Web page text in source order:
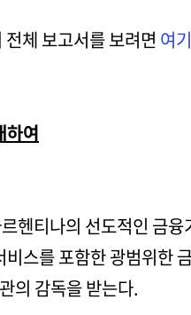
체 보고서를 보려면 여
하여
헨티나의 선도적인 금
스를 포함한 광범위한
의 감독을 받는다.